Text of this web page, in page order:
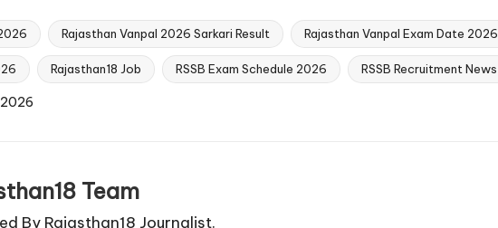
Rajasthan Vanpal 2026 Sarkari Result Rajasthan Vanpal Exam Date 2026
Rajasthan18 Job RSSB Exam Schedule 2026 RSSB Recruitment News
Team
By Rajasthan18 Journalist.